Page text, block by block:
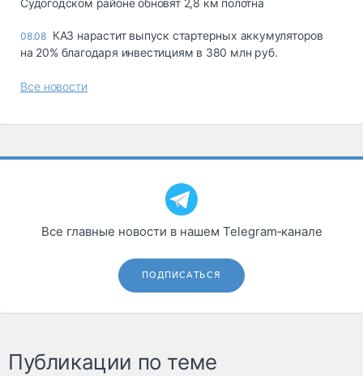
Судогодском районе обновят 2,8 км полотна
08.08 КАЗ нарастит выпуск стартерных аккумуляторов
на 20% благодаря инвестициям в 380 млн руб.
Все новости
Все главные новости в нашем Telegram‑канале
ПОДПИСАТЬСЯ
Публикации по теме